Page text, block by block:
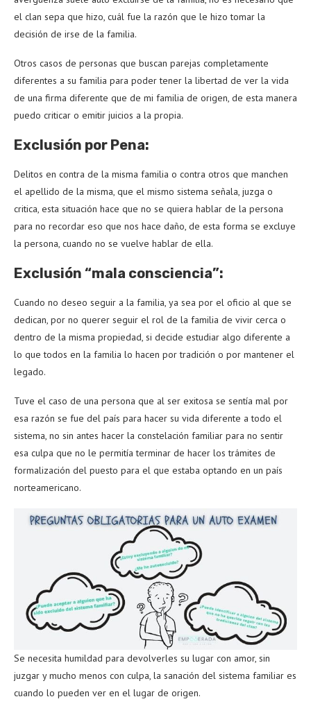
el clan sepa que hizo, cuál fue la razón que le hizo tomar la
decisión de irse de la familia.
Otros casos de personas que buscan parejas completamente
diferentes a su familia para poder tener la libertad de ver la vida
de una firma diferente que de mi familia de origen, de esta manera
puedo criticar o emitir juicios a la propia.
Exclusión por Pena:
Delitos en contra de la misma familia o contra otros que manchen
el apellido de la misma, que el mismo sistema señala, juzga o
critica, esta situación hace que no se quiera hablar de la persona
para no recordar eso que nos hace daño, de esta forma se excluye
la persona, cuando no se vuelve hablar de ella.
Exclusión “mala consciencia”:
Cuando no deseo seguir a la familia, ya sea por el oficio al que se
dedican, por no querer seguir el rol de la familia de vivir cerca o
dentro de la misma propiedad, si decide estudiar algo diferente a
lo que todos en la familia lo hacen por tradición o por mantener el
legado.
Tuve el caso de una persona que al ser exitosa se sentía mal por
esa razón se fue del país para hacer su vida diferente a todo el
sistema, no sin antes hacer la constelación familiar para no sentir
esa culpa que no le permitía terminar de hacer los trámites de
formalización del puesto para el que estaba optando en un país
norteamericano.
Se necesita humildad para devolverles su lugar con amor, sin
juzgar y mucho menos con culpa, la sanación del sistema familiar es
cuando lo pueden ver en el lugar de origen.